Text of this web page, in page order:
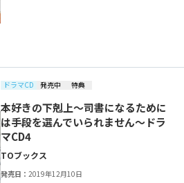
ドラマCD 発売中 特典
本好きの下剋上～司書になるために
は手段を選んでいられません～ドラ
マCD4
TOブックス
発売日：2019年12月10日